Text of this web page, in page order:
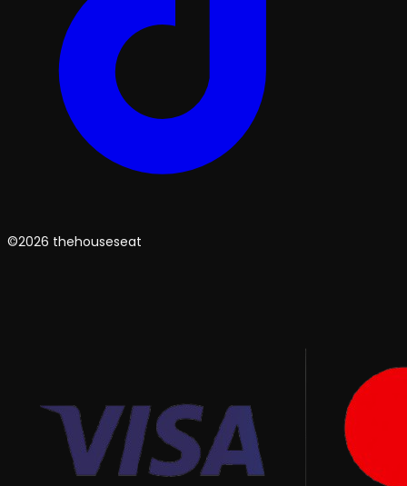
©2026 thehouseseat